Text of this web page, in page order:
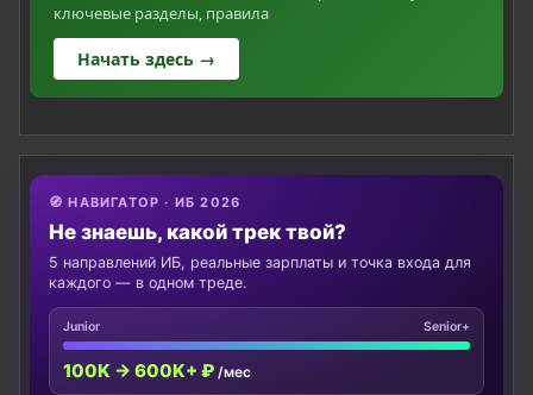
ключевые разделы, правила
Начать здесь →
🧭 НАВИГАТОР · ИБ 2026
Не знаешь, какой трек твой?
5 направлений ИБ, реальные зарплаты и точка входа для
каждого — в одном треде.
Junior Senior+
100K → 600K+ ₽ /мес